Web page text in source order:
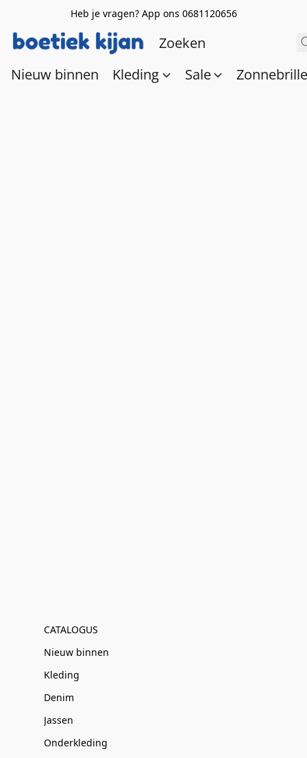
Heb je vragen? App ons 0681120656
Nieuw binnen Kleding Sale
CATALOGUS
Nieuw binnen
Kleding
Denim
Jassen
Onderkleding